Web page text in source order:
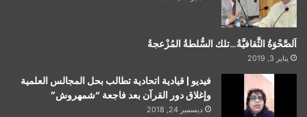
اَلصَّحْوَةُ الثَّقافيَّةُ…تلك السُّلطةُ المُزْعجةُ
يناير 3, 2019
فيديو | قيادية اتحادية تطالب بحل المجالس العلمية
وإغلاق دور القرآن بعد فاجعة “شمهروش”
ديسمبر 24, 2018